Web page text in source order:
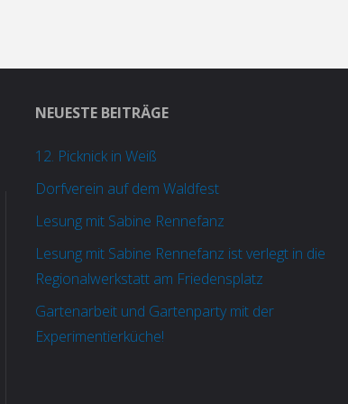
NEUESTE BEITRÄGE
12. Picknick in Weiß
Dorfverein auf dem Waldfest
Lesung mit Sabine Rennefanz
Lesung mit Sabine Rennefanz ist verlegt in die
Regionalwerkstatt am Friedensplatz
Gartenarbeit und Gartenparty mit der
Experimentierküche!